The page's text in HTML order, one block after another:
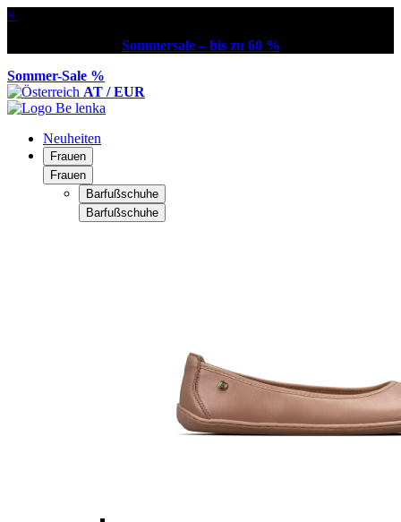
×
Sommersale – bis zu 60 %
Sommer-Sale %
AT / EUR
Neuheiten
Frauen
Frauen
Barfußschuhe
Barfußschuhe